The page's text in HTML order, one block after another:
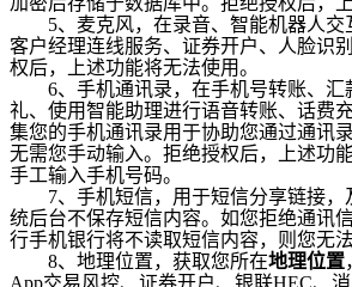
5、麦克风，在录音、智能机器人交
客户经理连线服务、证券开户、人脸识
权后，上述功能将无法使用。
6、手机通讯录，在手机号转账、汇
礼、使用智能助理进行语音转账、话费
集您的手机通讯录用于协助您通过通讯
无需您手动输入。拒绝授权后，上述功
手工输入手机号码。
7、手机短信，用于短信分享链接，
统后台不保存短信内容。如您拒绝通讯
行手机银行将不读取短信内容，则您无
8、地理位置，获取您所在地理位置
App交易风控、证券开户、银联HEC、